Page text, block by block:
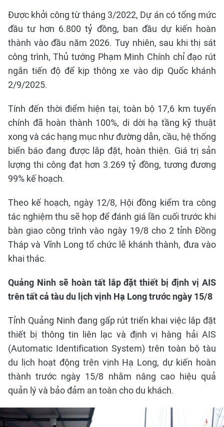
Được khởi công từ tháng 3/2022, Dự án có tổng mức
đầu tư hơn 6.800 tỷ đồng, ban đầu dự kiến hoàn
thành vào đầu năm 2026. Tuy nhiên, sau khi thị sát
công trình, Thủ tướng Phạm Minh Chính chỉ đạo rút
ngắn tiến độ để kịp thông xe vào dịp Quốc khánh
2/9/2025.
Tính đến thời điểm hiện tại, toàn bộ 17,6 km tuyến
chính đã hoàn thành 100%, di dời hạ tầng kỹ thuật
xong và các hạng mục như đường dẫn, cầu, hệ thống
biển báo đang được lắp đặt, hoàn thiện. Giá trị sản
lượng thi công đạt hơn 3.269 tỷ đồng, tương đương
99% kế hoạch.
Theo kế hoạch, ngày 12/8, Hội đồng kiểm tra công
tác nghiệm thu sẽ họp để đánh giá lần cuối trước khi
bàn giao công trình vào ngày 19/8 cho 2 tỉnh Đồng
Tháp và Vĩnh Long tổ chức lễ khánh thành, đưa vào
khai thác.
Quảng Ninh sẽ hoàn tất lắp đặt thiết bị định vị AIS
trên tất cả tàu du lịch vịnh Hạ Long trước ngày 15/8
Tỉnh Quảng Ninh đang gấp rút triển khai việc lắp đặt
thiết bị thông tin liên lạc và định vị hàng hải AIS
(Automatic Identification System) trên toàn bộ tàu
du lịch hoạt động trên vịnh Hạ Long, dự kiến hoàn
thành trước ngày 15/8 nhằm nâng cao hiệu quả
quản lý và bảo đảm an toàn cho du khách.